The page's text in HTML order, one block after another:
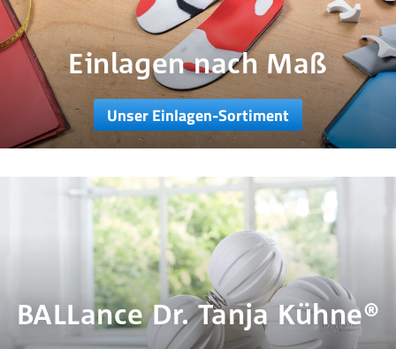
Einlagen nach Maß
Unser Einlagen-Sortiment
BALLance Dr. Tanja Kühne®